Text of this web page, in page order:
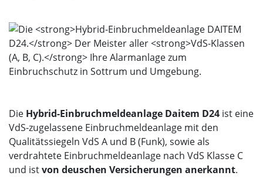
Die Hybrid-Einbruchmeldeanlage Daitem D24 ist eine
VdS-zugelassene Einbruchmeldeanlage mit den
Qualitätssiegeln VdS A und B (Funk), sowie als
verdrahtete Einbruchmeldeanlage nach VdS Klasse C
und istvon deuschen Versicherungen anerkannt.